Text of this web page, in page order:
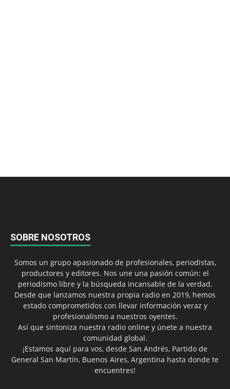
SOBRE NOSOTROS
Somos un grupo apasionado de profesionales, periodistas,
productores y editores. Nos une una pasión común: el
periodismo libre y la búsqueda incansable de la verdad.
Desde que lanzamos nuestra propia radio en 2019, hemos
estado comprometidos con llevar información veraz y
profesionalismo a nuestros oyentes.
Así que sintoniza nuestra radio online y únete a nuestra
comunidad global.
¡Estamos aquí para vos, desde San Andrés, Partido de
General San Martín, Buenos Aires, Argentina hasta donde te
encuentres!